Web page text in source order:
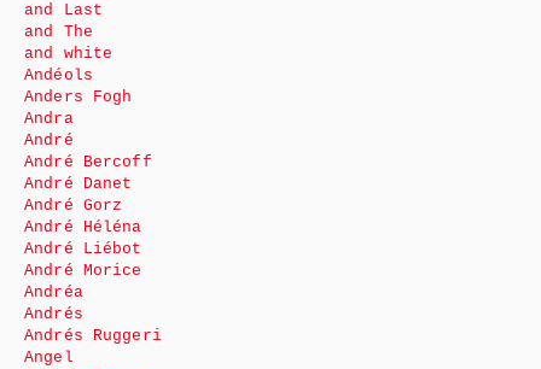
and Last
and The
and white
Andéols
Anders Fogh
Andra
André
André Bercoff
André Danet
André Gorz
André Héléna
André Liébot
André Morice
Andréa
Andrés
Andrés Ruggeri
Angel